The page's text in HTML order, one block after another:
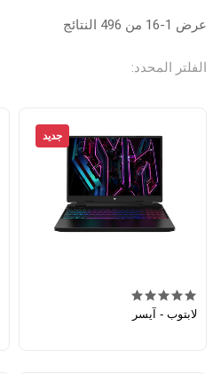
عرض 1-16 من 496 النتائج
الفلتر المحدد:
جديد
لابتوب - آيسر